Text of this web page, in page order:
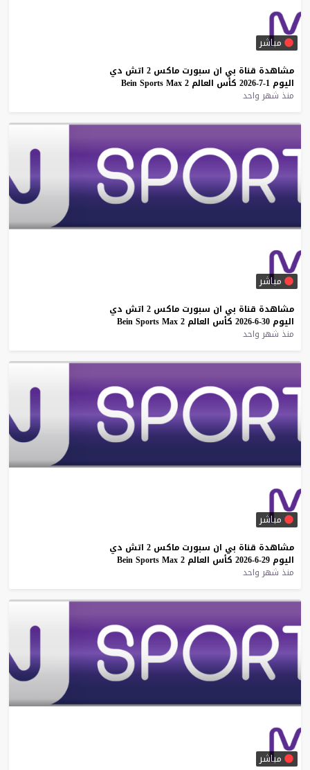
مباشر
مشاهدة قناة بي ان سبورت ماكس 2 اتش دي
اليوم 1-7-2026 كأس العالم Bein Sports Max 2
منذ شهر واحد
مباشر
مشاهدة قناة بي ان سبورت ماكس 2 اتش دي
اليوم 30-6-2026 كأس العالم Bein Sports Max 2
منذ شهر واحد
مباشر
مشاهدة قناة بي ان سبورت ماكس 2 اتش دي
اليوم 29-6-2026 كأس العالم Bein Sports Max 2
منذ شهر واحد
مباشر